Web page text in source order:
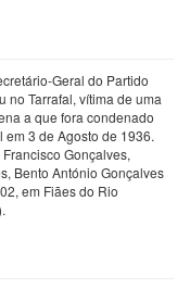
Geral do Partido
no Tarrafal, vítima de uma
a que fora condenado
3 de Agosto de 1936.
Gonçalves,
Bento António Gonçalves
em Fiães do Rio